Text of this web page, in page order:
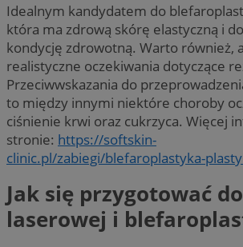
Idealnym kandydatem do
która ma zdrową skórę elastyczną i
kondycję zdrowotną. Warto również,
realistyczne oczekiwania dotyczące
Przeciwwskazania do
to między innymi niektóre choroby
ciśnienie krwi oraz cukrzyca. Więcej
stronie: https://softskin-
clinic.pl/zabiegi/blefaroplastyka-
Jak się przygotować
laserowej i